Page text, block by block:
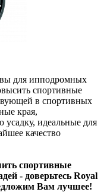
для ипподромных
спортивные
в спортивных
края,
идеальные для
качество
спортивные
- доверьтесь Royal
Вам лучшее!